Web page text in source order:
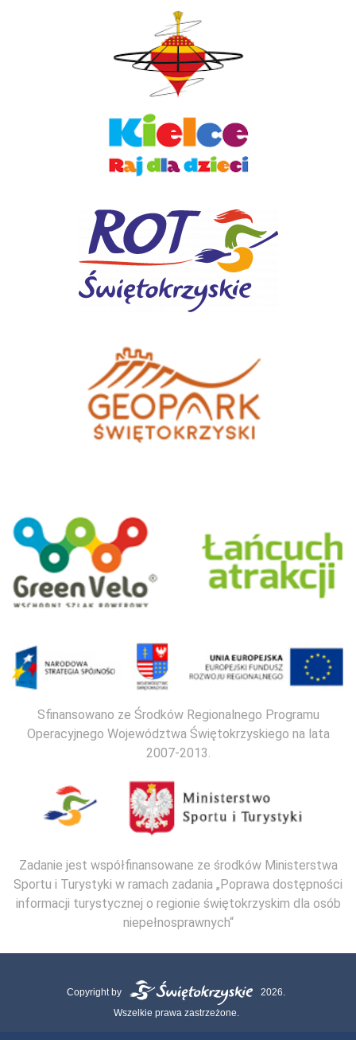
Sfinansowano ze Środków Regionalnego Programu
Operacyjnego Województwa Świętokrzyskiego na lata
2007-2013.
Zadanie jest współfinansowane ze środków Ministerstwa
Sportu i Turystyki w ramach zadania „Poprawa dostępności
informacji turystycznej o regionie świętokrzyskim dla osób
niepełnosprawnych“
Copyright by
2026.
Wszelkie prawa zastrzeżone.